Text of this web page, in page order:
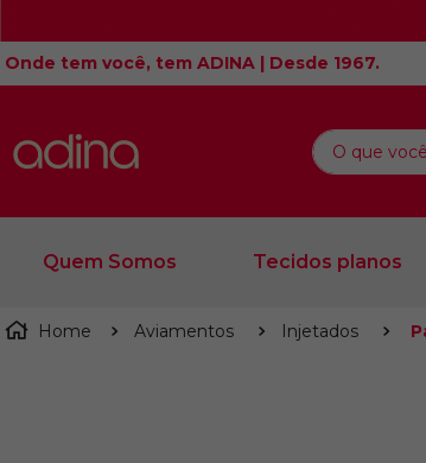
Onde tem você, tem ADINA | Desde 1967.
O que você
Quem Somos Tecidos planos
Aviamentos Injetados